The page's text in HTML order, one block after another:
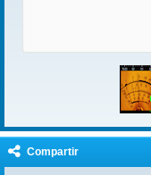
Compartir